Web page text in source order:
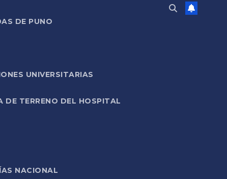
DE PUNO
UNIVERSITARIAS
DE TERRENO DEL HOSPITAL
NACIONAL